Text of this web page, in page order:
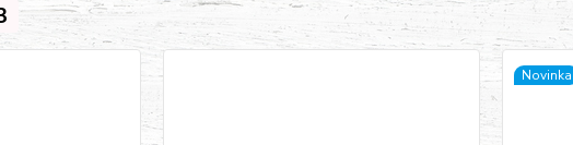
Novinka